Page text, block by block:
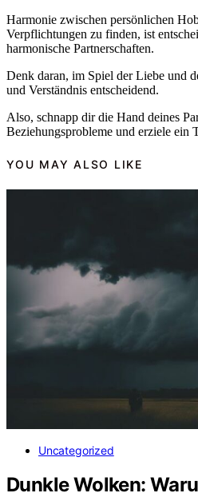
Harmonie zwischen persönlichen
Verpflichtungen zu finden, ist
harmonische Partnerschaften.
Denk daran, im Spiel der Liebe und
und Verständnis entscheidend.
Also, schnapp dir die Hand deines
Beziehungsprobleme und erziele ein
YOU MAY ALSO LIKE
Uncategorized
Dunkle Wolken: